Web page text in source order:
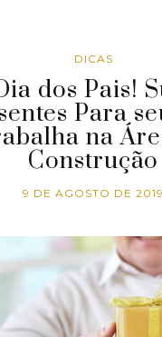
DICAS
dos Pais!
Para
na
Construção
9 DE AGOSTO DE 2019